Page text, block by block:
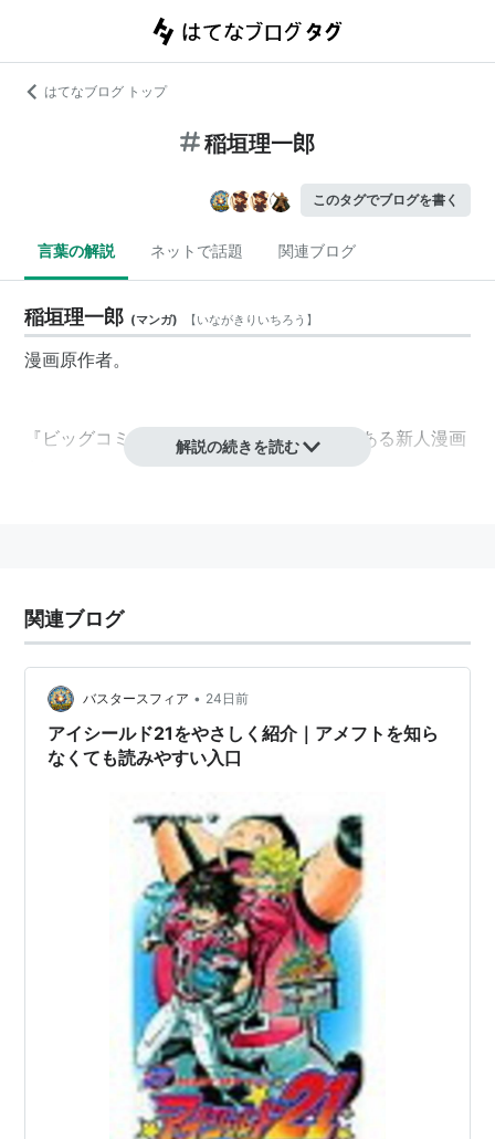
はてなブログ トップ
稲垣理一郎
このタグでブログを書く
言葉の解説 ネットで話題 関連ブログ
稲垣理一郎 (マンガ) 【いながきりいちろう 】
漫画原作者。
『ビッグコミックスピリッツ』掲載経験もある新人漫画
解説の続きを読む
関連ブログ
バスタースフィア • 24日前
アイシールド21をやさしく紹介｜アメフトを知ら
なくても読みやすい入口